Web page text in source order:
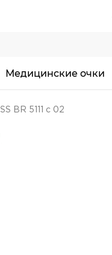
Медицинские очки
BR 5111 c 02